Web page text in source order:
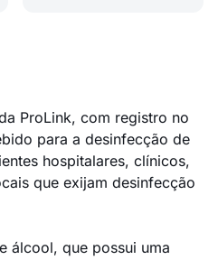
ProLink, com registro no
para a desinfecção de
hospitalares, clínicos,
que exijam desinfecção
álcool, que possui uma